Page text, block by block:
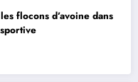
flocons d’avoine dans